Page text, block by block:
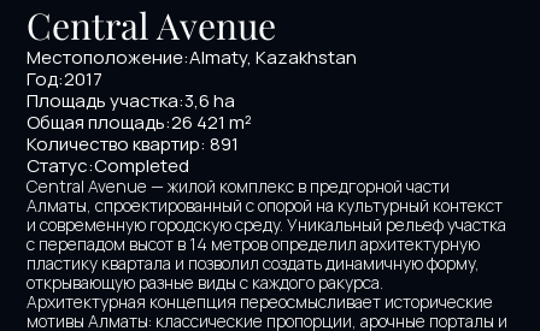
Central Avenue
Местоположение:Almaty, Kazakhstan
Год:2017
Площадь участка:3,6 hа
Общая площадь:26 421 m²
Количество квартир: 891
Статус:Completed
Central Avenue — жилой комплекс в предгорной части
Алматы, спроектированный с опорой на культурный контекст
и современную городскую среду. Уникальный рельеф участка
с перепадом высот в 14 метров определил архитектурную
пластику квартала и позволил создать динамичную форму,
открывающую разные виды с каждого ракурса.
Архитектурная концепция переосмысливает исторические
мотивы Алматы: классические пропорции, арочные порталы и